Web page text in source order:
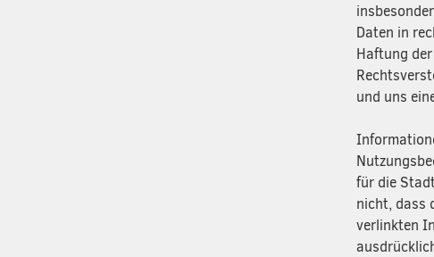
Daten in
Haftung
und uns
für die
nicht, dass
verlinkten